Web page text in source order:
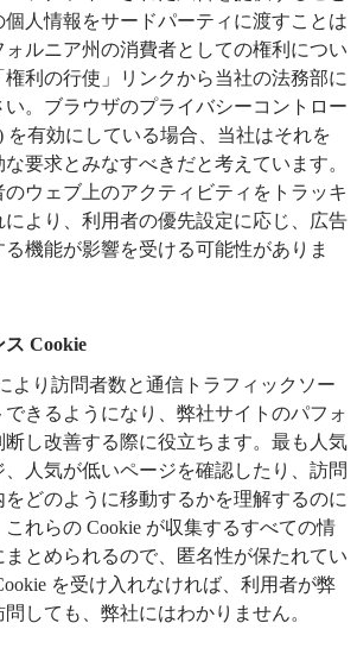
人情報をサードパーティに渡すことは
ルニア州の消費者としての権利につい
利の行使」リンクから当社の法務部に
。ブラウザのプライバシーコントロー
を有効にしている場合、当社はそれを
要求とみなすべきだと考えています。
ウェブ上のアクティビティをトラッキ
により、利用者の優先設定に応じ、広告
機能が影響を受ける可能性がありま
Cookie
より訪問者数と通信トラフィックソー
できるようになり、弊社サイトのパフォ
断し改善する際に役立ちます。最も人気
、人気が低いページを確認したり、訪問
どのように移動するかを理解するのに
れらの Cookie が収集するすべての情
とめられるので、匿名性が保たれてい
を受け入れなければ、利用者が弊
しても、弊社にはわかりません。